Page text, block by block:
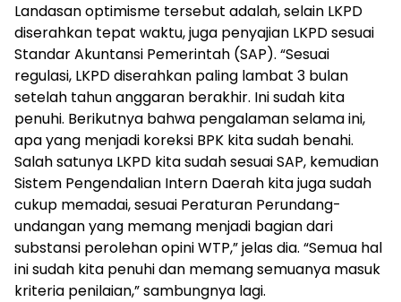
Landasan optimisme tersebut adalah, selain LKPD
diserahkan tepat waktu, juga penyajian LKPD sesuai
Standar Akuntansi Pemerintah (SAP). “Sesuai
regulasi, LKPD diserahkan paling lambat 3 bulan
setelah tahun anggaran berakhir. Ini sudah kita
penuhi. Berikutnya bahwa pengalaman selama ini,
apa yang menjadi koreksi BPK kita sudah benahi.
Salah satunya LKPD kita sudah sesuai SAP, kemudian
Sistem Pengendalian Intern Daerah kita juga sudah
cukup memadai, sesuai Peraturan Perundang-
undangan yang memang menjadi bagian dari
substansi perolehan opini WTP,” jelas dia. “Semua hal
ini sudah kita penuhi dan memang semuanya masuk
kriteria penilaian,” sambungnya lagi.